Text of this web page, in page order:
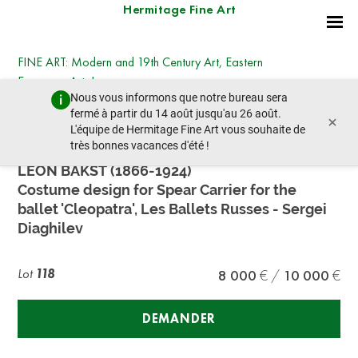
Hermitage Fine Art
Nous vous informons que notre bureau sera
fermé à partir du 14 août jusqu'au 26 août.
L'équipe de Hermitage Fine Art vous souhaite de
très bonnes vacances d'été !
×
FINE ART: Modern and 19th Century Art, Eastern
European Art, Icons
jeudi 19 décembre 2024 - 14:30
lot précédent lot suivant
LEON BAKST (1866-1924)
Costume design for Spear Carrier for the
ballet 'Cleopatra', Les Ballets Russes - Sergei
Diaghilev
Lot 118 8 000 10 000
DEMANDER